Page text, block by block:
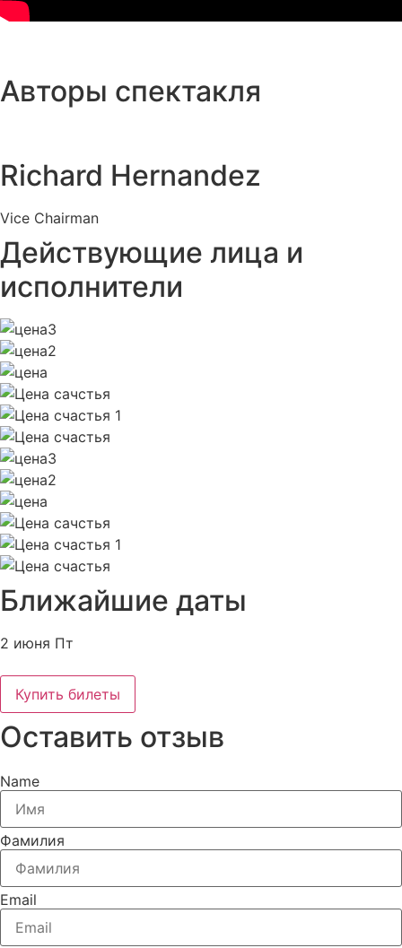
Авторы спектакля
Richard Hernandez
Vice Chairman
Действующие лица и
исполнители
Ближайшие даты
2 июня Пт
Купить билеты
Оставить отзыв
Name
Фамилия
Email